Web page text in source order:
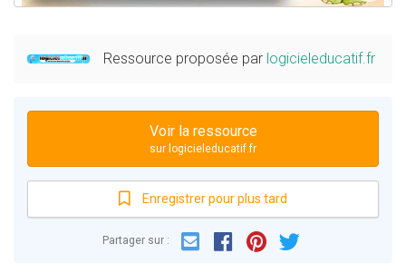
Voir la ressource
sur logicieleducatif.fr
Enregistrer pour plus tard
Partager sur : EmailFacebook
Pinterest
Ressource proposée par logicieleducatif.fr